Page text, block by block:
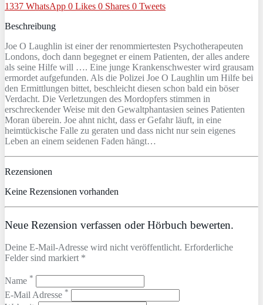
1337 WhatsApp 0 Likes 0 Shares 0 Tweets
Beschreibung
Joe O Laughlin ist einer der renommiertesten Psychotherapeuten
Londons, doch dann begegnet er einem Patienten, der alles andere
als seine Hilfe will …. Eine junge Krankenschwester wird grausam
ermordet aufgefunden. Als die Polizei Joe O Laughlin um Hilfe bei
den Ermittlungen bittet, beschleicht diesen schon bald ein böser
Verdacht. Die Verletzungen des Mordopfers stimmen in
erschreckender Weise mit den Gewaltphantasien seines Patienten
Moran überein. Joe ahnt nicht, dass er Gefahr läuft, in eine
heimtückische Falle zu geraten und dass nicht nur sein eigenes
Leben an einem seidenen Faden hängt…
Rezensionen
Keine Rezensionen vorhanden
Neue Rezension verfassen oder Hörbuch bewerten.
Deine E-Mail-Adresse wird nicht veröffentlicht. Erforderliche
Felder sind markiert *
Name *
E-Mail Adresse *